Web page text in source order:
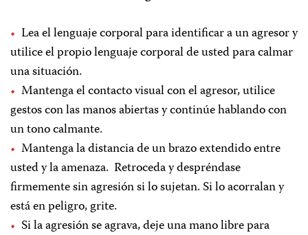
Lea el lenguaje corporal para identificar a un agresor y
utilice el propio lenguaje corporal de usted para calmar
una situación.
Mantenga el contacto visual con el agresor, utilice
gestos con las manos abiertas y continúe hablando con
un tono calmante.
Mantenga la distancia de un brazo extendido entre
usted y la amenaza. Retroceda y despréndase
firmemente sin agresión si lo sujetan. Si lo acorralan y
está en peligro, grite.
Si la agresión se agrava, deje una mano libre para